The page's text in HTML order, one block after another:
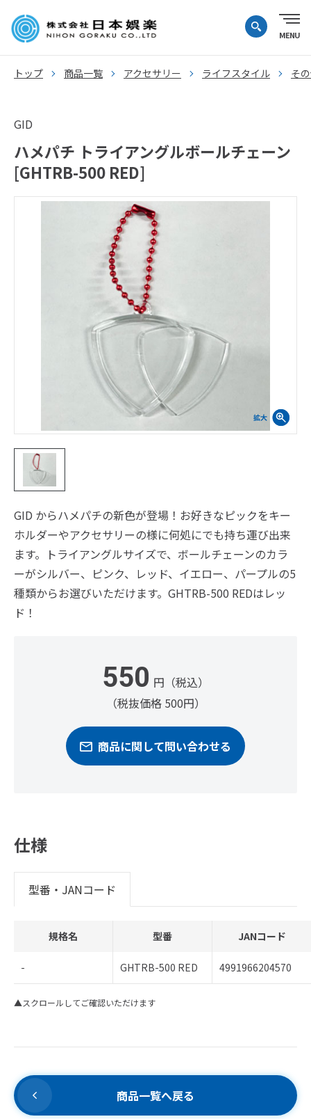
トップ 商品一覧 アクセサリー ライフスタイル そ
GID
ハメパチ トライアングルボールチェーン
[GHTRB-500 RED]
GID からハメパチの新色が登場！お好きなピックをキー
ホルダーやアクセサリーの様に何処にでも持ち運び出来
ます。トライアングルサイズで、ボールチェーンのカラ
ーがシルバー、ピンク、レッド、イエロー、パープルの5
種類からお選びいただけます。GHTRB-500 REDはレッ
ド！
550 円（税込）
（税抜価格 500円）
商品に関して問い合わせる
仕様
型番・JANコード
規格名 型番 JANコード
- GHTRB-500 RED 4991966204570
▲スクロールしてご確認いただけます
商品一覧へ戻る